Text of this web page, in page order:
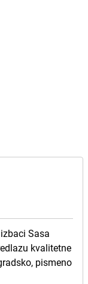
Sasa
kvalitetne
pismeno